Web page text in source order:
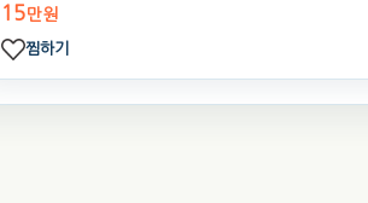
15만원
찜하기